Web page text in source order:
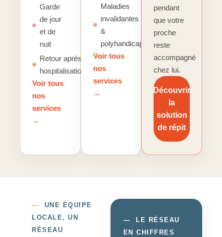
Garde
de jour
et de
nuit
Retour après
hospitalisation
Voir tous
nos
services
→
Maladies
invalidantes
&
polyhandicap
Voir tous
nos
services
→
pendant
que votre
proche
reste
accompagné
chez lui.
Découvrir
la
solution
de répit
— UNE ÉQUIPE
LOCALE, UN
RÉSEAU
— LE RÉSEAU
EN CHIFFRES